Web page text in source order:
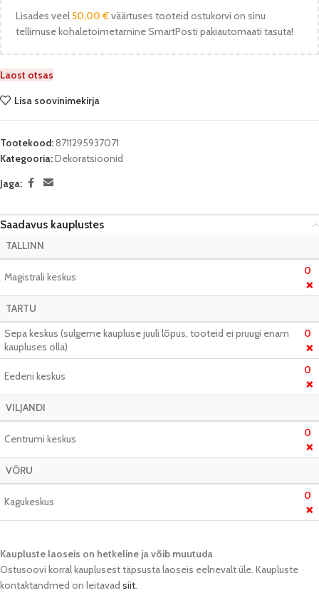
Lisades veel50,00 €väärtuses tooteid ostukorvi on sinu
tellimuse kohaletoimetamine SmartPosti pakiautomaati tasuta!
Laost otsas
Lisa soovinimekirja
Tootekood:8711295937071
Kategooria:Dekoratsioonid
Jaga:
Saadavus kauplustes
TALLINN
Magistrali keskus 0
❌
TARTU
Sepa keskus (sulgeme kaupluse juuli lõpus, tooteid ei pruugi enam
kaupluses olla)
0
❌
Eedeni keskus 0
❌
VILJANDI
Centrumi keskus 0
❌
VÕRU
Kagukeskus 0
❌
Kaupluste laoseis on hetkeline ja võib muutuda​
Ostusoovi korral kauplusest täpsusta laoseis eelnevalt üle. Kaupluste
kontaktandmed on leitavad siit.